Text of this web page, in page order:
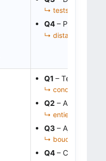
↳ tests, erreur
Q4 – Prédire un
↳ distance, k-NN,
Q1 – Tester si
↳ conditions,
Q2 – Associer à
↳ entiers, cas
Q3 – Ajouter un
↳ boucles, dates
Q4 – Corriger